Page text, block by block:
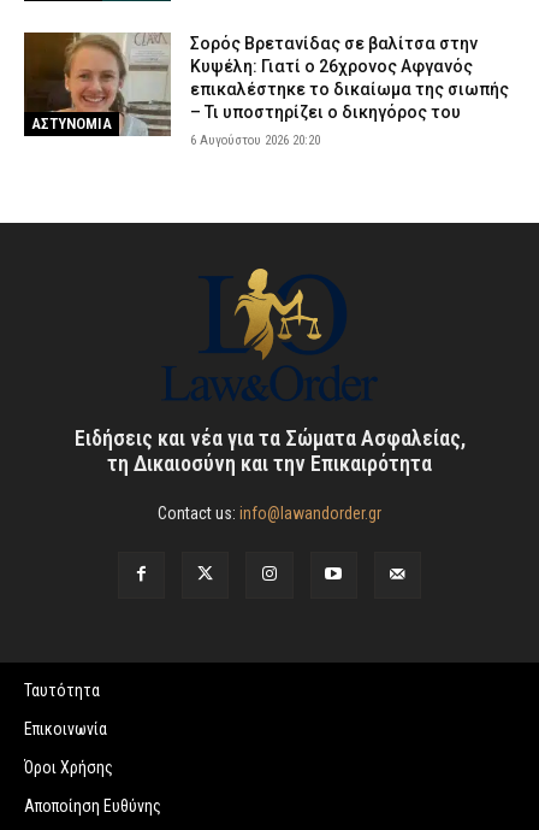
ΑΣΤΥΝΟΜΙΑ
Σορός Βρετανίδας σε βαλίτσα στην
Κυψέλη: Γιατί ο 26χρονος Αφγανός
επικαλέστηκε το δικαίωμα της σιωπής
– Τι υποστηρίζει ο δικηγόρος του
6 Αυγούστου 2026 20:20
Ειδήσεις και νέα για τα Σώματα Ασφαλείας,
τη Δικαιοσύνη και την Επικαιρότητα
Contact us: info@lawandorder.gr
Ταυτότητα
Επικοινωνία
Όροι Χρήσης
Αποποίηση Ευθύνης